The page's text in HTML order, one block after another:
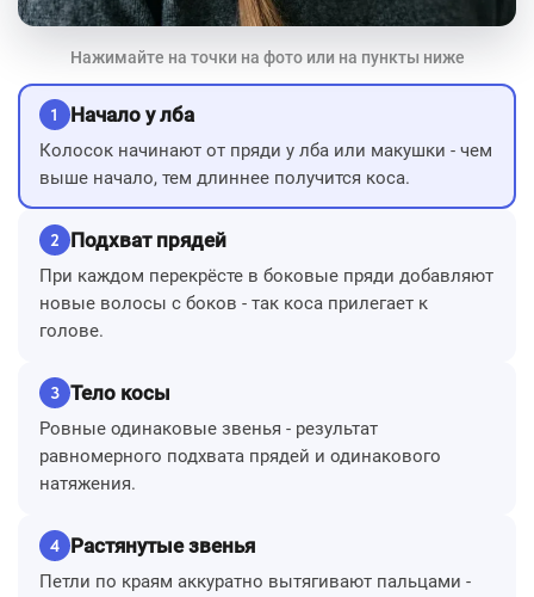
Нажимайте на точки на фото или на пункты ниже
1 Начало у лба
Колосок начинают от пряди у лба или макушки - чем
выше начало, тем длиннее получится коса.
2 Подхват прядей
При каждом перекрёсте в боковые пряди добавляют
новые волосы с боков - так коса прилегает к
голове.
3 Тело косы
Ровные одинаковые звенья - результат
равномерного подхвата прядей и одинакового
натяжения.
4 Растянутые звенья
Петли по краям аккуратно вытягивают пальцами -